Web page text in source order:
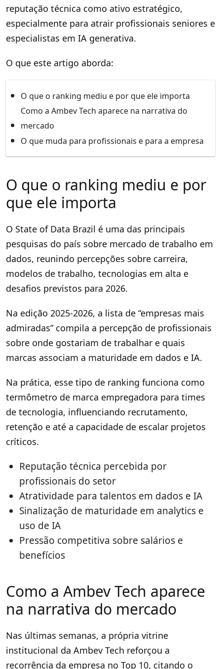
reputação técnica como ativo estratégico,
especialmente para atrair profissionais seniores e
especialistas em IA generativa.
O que este artigo aborda:
O que o ranking mediu e por que ele importa
Como a Ambev Tech aparece na narrativa do
mercado
O que muda para profissionais e para a empresa
O que o ranking mediu e por
que ele importa
O State of Data Brazil é uma das principais
pesquisas do país sobre mercado de trabalho em
dados, reunindo percepções sobre carreira,
modelos de trabalho, tecnologias em alta e
desafios previstos para 2026.
Na edição 2025-2026, a lista de “empresas mais
admiradas” compila a percepção de profissionais
sobre onde gostariam de trabalhar e quais
marcas associam a maturidade em dados e IA.
Na prática, esse tipo de ranking funciona como
termômetro de marca empregadora para times
de tecnologia, influenciando recrutamento,
retenção e até a capacidade de escalar projetos
críticos.
Reputação técnica percebida por
profissionais do setor
Atratividade para talentos em dados e IA
Sinalização de maturidade em analytics e
uso de IA
Pressão competitiva sobre salários e
benefícios
Como a Ambev Tech aparece
na narrativa do mercado
Nas últimas semanas, a própria vitrine
institucional da Ambev Tech reforçou a
recorrência da empresa no Top 10, citando o